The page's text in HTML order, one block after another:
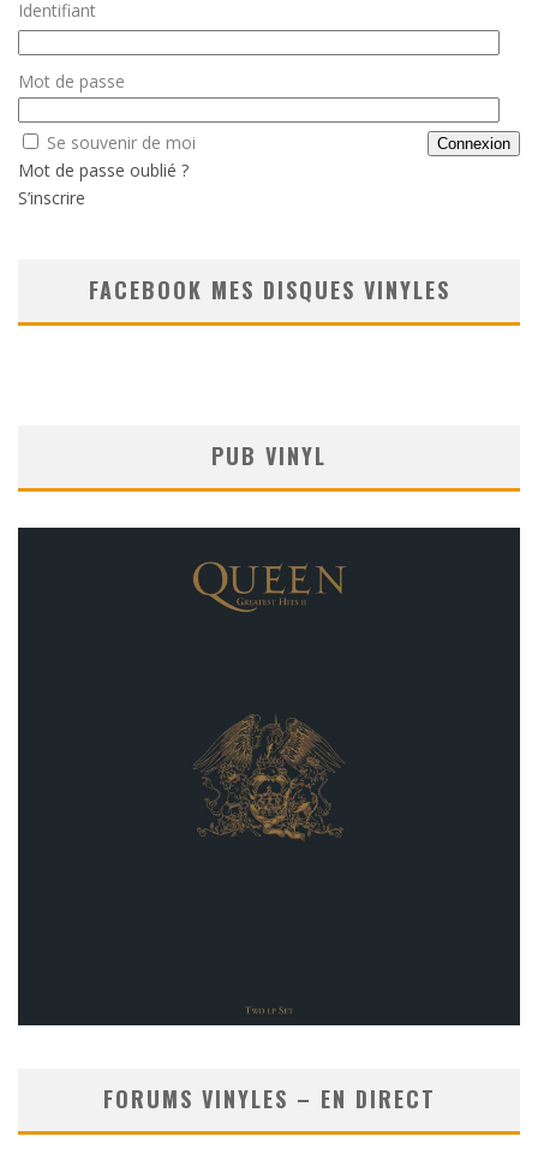
Identifiant
Mot de passe
Se souvenir de moi
Mot de passe oublié ?
S’inscrire
FACEBOOK MES DISQUES VINYLES
PUB VINYL
FORUMS VINYLES – EN DIRECT